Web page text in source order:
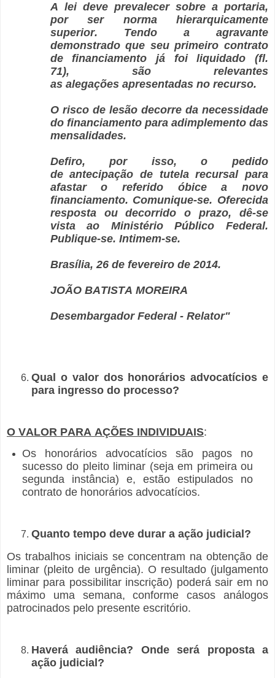
A lei deve prevalecer sobre a portaria,
por ser norma hierarquicamente
superior. Tendo a agravante
demonstrado que seu primeiro contrato
de financiamento já foi liquidado (fl.
71), são relevantes
as alegações apresentadas no recurso.
O risco de lesão decorre da necessidade
do financiamento para adimplemento das
mensalidades.
Defiro, por isso, o pedido
de antecipação de tutela recursal para
afastar o referido óbice a novo
financiamento. Comunique-se. Oferecida
resposta ou decorrido o prazo, dê-se
vista ao Ministério Público Federal.
Publique-se. Intimem-se.
Brasília, 26 de fevereiro de 2014.
JOÃO BATISTA MOREIRA
Desembargador Federal - Relator"
Qual o valor dos honorários advocatícios e
para ingresso do processo?
O VALOR PARA AÇÕES INDIVIDUAIS:
Os honorários advocatícios são pagos no
sucesso do pleito liminar (seja em primeira ou
segunda instância) e, estão estipulados no
contrato de honorários advocatícios.
Quanto tempo deve durar a ação judicial?
Os trabalhos iniciais se concentram na obtenção de
liminar (pleito de urgência). O resultado (julgamento
liminar para possibilitar inscrição) poderá sair em no
máximo uma semana, conforme casos análogos
patrocinados pelo presente escritório.
Haverá audiência? Onde será proposta a
ação judicial?